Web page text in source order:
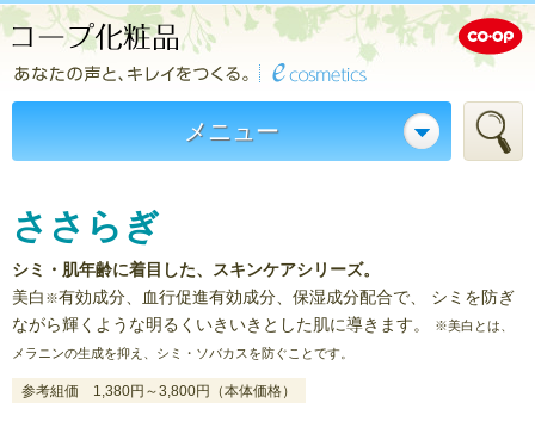
メニュー
ささらぎ
シミ・肌年齢に着目した、スキンケアシリーズ。
美白 ※有効成分、血行促進有効成分、保湿成分配合で、
シミを防ぎ
ながら輝くような明るくいきいきとした肌に導きます。
※美白とは、
メラニンの生成を抑え、シミ・ソバカスを防ぐことです。
参考組価 1,380円～3,800円（本体価格）